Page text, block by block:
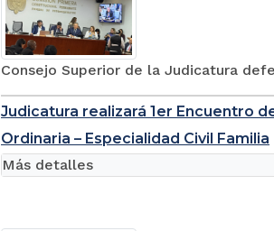
Consejo Superior de la Judicatura
Judicatura realizará 1er Encuentro
Ordinaria – Especialidad Civil Familia
Más detalles